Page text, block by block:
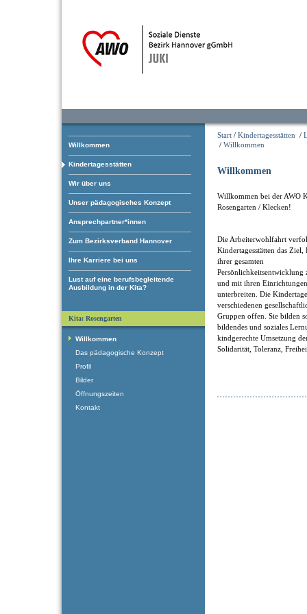
Willkommen
Kindertagesstätten
Wir über uns
Unser pädagogisches Konzept
Ansprechpartner*innen
Zum Bezirksverband Hannover
Ihre Karriere bei uns
Lust auf eine berufsbegleitende
Ausbildung in der Kita?
Start / Kindertagesstätten /
/ Willkommen
Willkommen
Willkommen bei der AWO
Rosengarten / Klecken!
Die Arbeiterwohlfahrt
Kindertagesstätten das
ihrer gesamten
Persönlichkeitsentwicklung
und mit ihren
unterbreiten. Die
verschiedenen
Gruppen offen. Sie bilden
bildendes und soziales
kindgerechte Umsetzung
Solidarität, Toleranz,
Kita: Rosengarten
Willkommen
Das pädagogische Konzept
Profil
Bilder
Öffnungszeiten
Kontakt